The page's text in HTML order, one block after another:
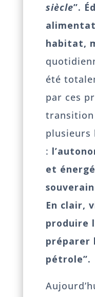
siècle”.
habitat,
été
par ces
plusieurs
:
et
En clair,
produire
préparer
pétrole”.